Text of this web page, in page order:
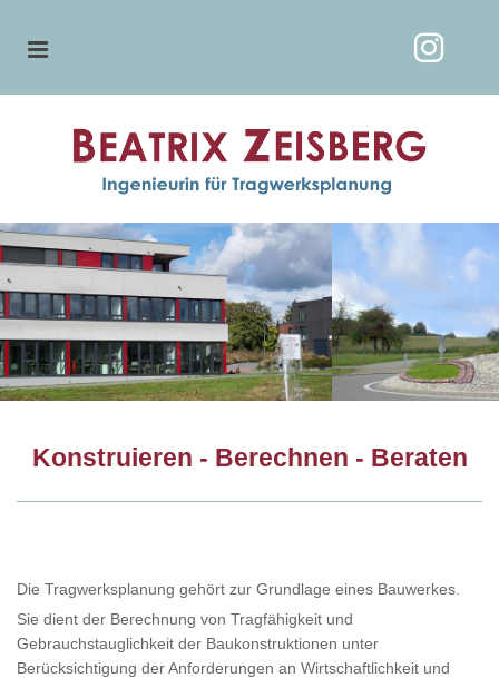
Konstruieren - Berechnen - Beraten
Die Tragwerksplanung gehört zur Grundlage eines Bauwerkes.
Sie dient der Berechnung von Tragfähigkeit und
Gebrauchstauglichkeit der Baukonstruktionen unter
Berücksichtigung der Anforderungen an Wirtschaftlichkeit und